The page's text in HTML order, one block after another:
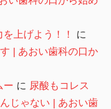
上げよう！！
に
| あおい歯科の口か
ー に 尿酸もコレス
じゃない | あおい歯